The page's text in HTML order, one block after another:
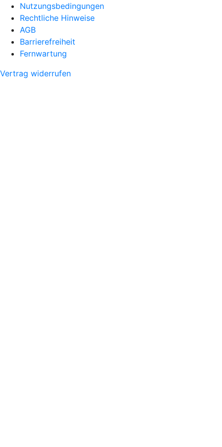
Nutzungsbedingungen
Rechtliche Hinweise
AGB
Barrierefreiheit
Fernwartung
Vertrag widerrufen